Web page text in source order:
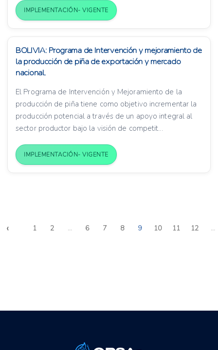
IMPLEMENTACIÓN- VIGENTE
BOLIVIA: Programa de Intervención y mejoramiento de
la producción de piña de exportación y mercado
nacional.
El Programa de Intervención y Mejoramiento de la
producción de piña tiene como objetivo incrementar la
producción potencial a través de un apoyo integral al
sector productor bajo la visión de competit...
IMPLEMENTACIÓN- VIGENTE
‹ 1 2 ... 6 7 8 9 10 11 12 ...